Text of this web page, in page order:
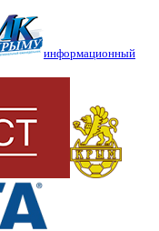
информационный